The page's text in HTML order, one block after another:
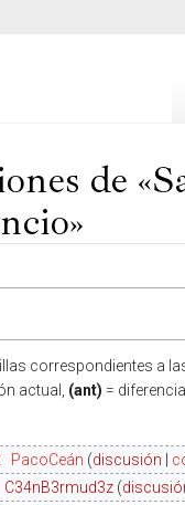
de
correspondientes a
actual, (ant) =
PacoCeán discusión
C34nB3rmud3z